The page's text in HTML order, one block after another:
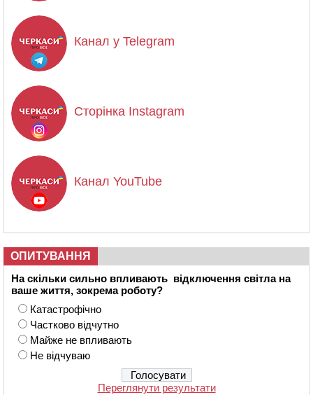
Канал у Telegram
Сторінка Instagram
Канал YouTube
ОПИТУВАННЯ
На скільки сильно впливають відключення світла на
ваше життя, зокрема роботу?
Катастрофічно
Частково відчутно
Майже не впливають
Не відчуваю
Переглянути результати